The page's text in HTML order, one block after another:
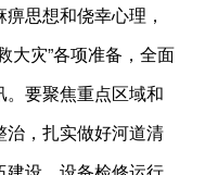
思想和侥幸心理，
大灾”各项准备，全面
要聚焦重点区域和
，扎实做好河道清